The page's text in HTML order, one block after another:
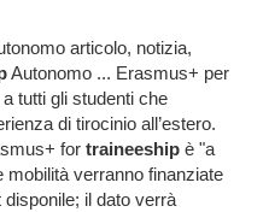
articolo, notizia,
Autonomo ... Erasmus+ per
tutti gli studenti che
di tirocinio all’estero.
for traineeship è "a
mobilità verranno finanziate
disponile; il dato verrà